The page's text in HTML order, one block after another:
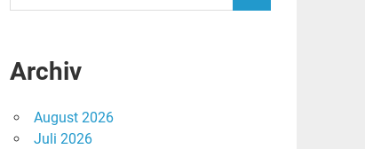
Archiv
August 2026
Juli 2026